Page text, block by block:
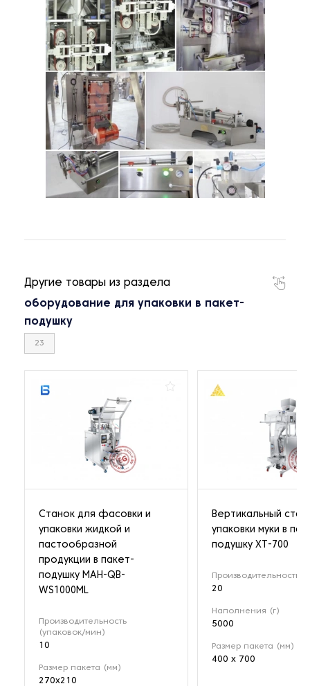
Другие товары из раздела
оборудование для упаковки в пакет-
подушку
23
Станок для фасовки и
упаковки жидкой и
пастообразной
продукции в пакет-
подушку MAH-QB-
WS1000ML
Производительность
(упаковок/мин)
10
Размер пакета (мм)
270x210
Вертикальный
упаковки муки в
подушку XT-700
Производительность
20
Наполнения (г)
5000
Размер пакета (мм)
400 x 700